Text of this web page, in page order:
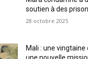
soutien à des
28 octobre 2025
Mali : une vingtaine
une nouvelle